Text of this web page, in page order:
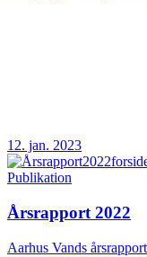
12. jan. 2023
Publikation
Årsrapport 2022
Aarhus Vands